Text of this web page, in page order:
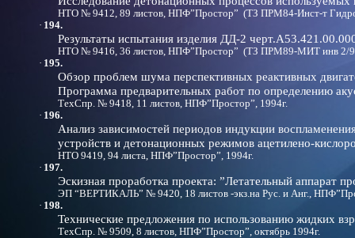
НТО № 9412, 89 листов, НПФ”Простор” (ТЗ ПРМ84-Инст-т
· 194.
Результаты испытания изделия ДД-2
НТО № 9416, 36 листов, НПФ”Простор” (ТЗ ПРМ89-МИТ инв 2/
· 195.
Обзор проблем шума перспективных реактивных
Программа предварительных работ по определению
ТехСпр. № 9418, 11 листов, НПФ”Простор”, 1994г.
· 196.
Анализ зависимостей периодов индукции
устройств и детонационных режимов ацетилено-
НТО 9419, 94 листа, НПФ”Простор”, 1994г.
· 197.
Эскизная проработка проекта: ”Летательный аппарат
ЭП “ВЕРТИКАЛЬ” № 9420, 18 листов -экз.на Рус. и Анг.,
· 198.
Технические предложения по использованию жидких
ТехСпр. № 9509, 8 листов, НПФ”Простор”, октябрь 1994г.